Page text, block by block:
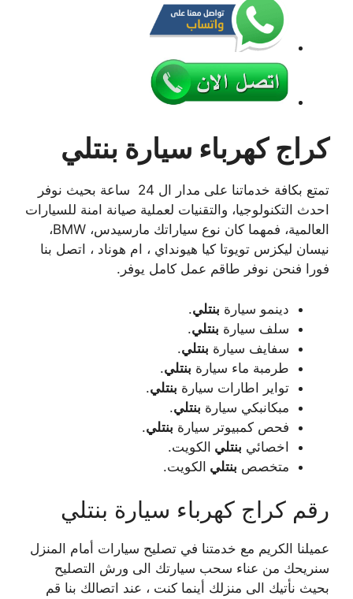
كراج كهرباء سيارة بنتلي
تمتع بكافة خدماتنا على مدار ال 24 ساعة بحيث نوفر
احدث التكنولوجيا، والتقنيات لعملية صيانة امنة للسيارات
العالمية، فمهما كان نوع سياراتك مارسيدس، BMW،
نيسان ليكزس تويوتا كيا هيونداي ، ام هوناد ، اتصل بنا
فورا فنحن نوفر طاقم عمل كامل يوفر.
دينمو سيارة بنتلي.
سلف سيارة بنتلي.
سفايف سيارة بنتلي.
طرمبة ماء سيارة بنتلي.
تواير اطارات سيارة بنتلي.
مبكانبكي سيارة بنتلي.
فحص كمبيوتر سيارة بنتلي.
اخصائي بنتلي الكويت.
متخصص بنتلي الكويت.
رقم كراج كهرباء سيارة بنتلي
عميلنا الكريم مع خدمتنا في تصليح سيارات أمام المنزل
سنريحك من عناء سحب سيارتك الى ورش التصليح
بحيث نأتيك الى منزلك أينما كنت ، عند اتصالك بنا قم